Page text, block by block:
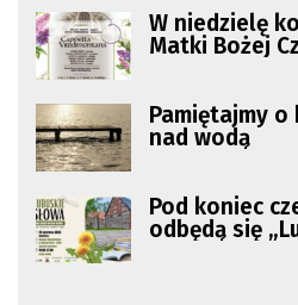
W niedzielę
Matki Bożej
Pamiętajmy
nad wodą
Pod koniec
odbędą się